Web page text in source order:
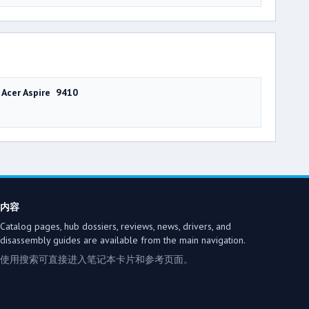
Acer Aspire 9410
内容
Catalog pages, hub dossiers, reviews, news, drivers, and
disassembly guides are available from the main navigation.
使用搜索可直接进入笔记本卡片和参考页面。